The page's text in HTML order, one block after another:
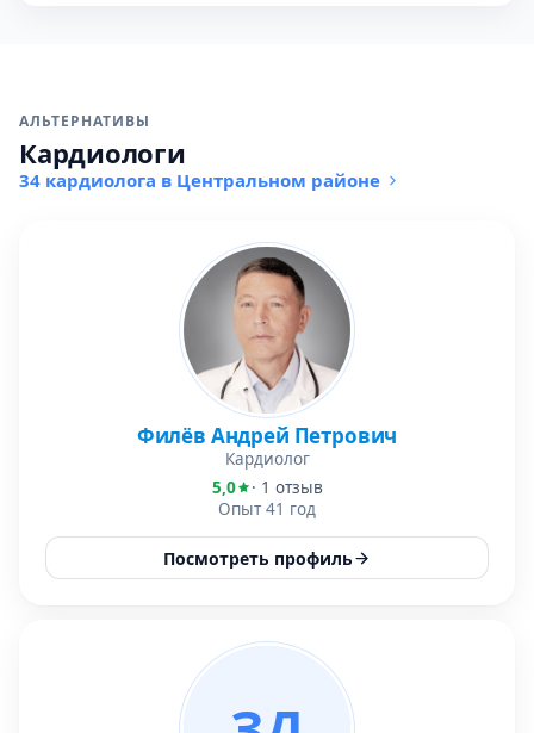
АЛЬТЕРНАТИВЫ
Кардиологи
34 кардиолога в Центральном районе
Филёв Андрей Петрович
Кардиолог
5,0
· 1 отзыв
Опыт 41 год
Посмотреть профиль